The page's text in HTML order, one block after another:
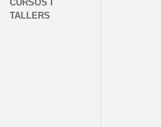
CURSOS I
TALLERS